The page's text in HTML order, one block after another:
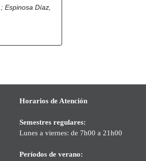
;Espinosa Díaz,
Horarios de Atención
Semestres regulares:
Lunes a viernes: de 7h00 a 21h00
Períodos de verano: